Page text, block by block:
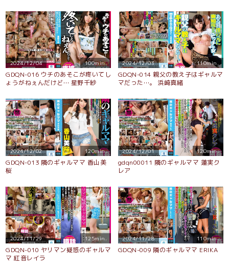
2024/12/04 100min.
GDQN-016 ウチのあそこが疼いてし
ょうがねぇんだけど… 星野千紗
2024/12/03 110min.
GDQN-014 親父の教え子はギャルマ
マだった…。 浜崎真緒
2024/12/02 120min.
GDQN-013 隣のギャルママ 香山美
桜
2024/12/01 120min.
gdqn00011 隣のギャルママ 蓮実ク
レア
2024/11/29 125min.
GDQN-010 ヤリマン疑惑のギャルマ
マ 紅音レイラ
2024/11/28 110min.
GDQN-009 隣のギャルママ ERIKA